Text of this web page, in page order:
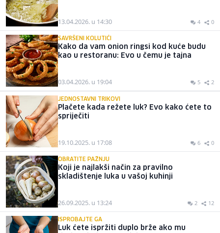
13.04.2026. u 14:30 4 0
SAVRŠENI KOLUTIĆI
Kako da vam onion ringsi kod kuće budu
kao u restoranu: Evo u čemu je tajna
03.04.2026. u 19:04 5 2
JEDNOSTAVNI TRIKOVI
Plačete kada režete luk? Evo kako ćete to
spriječiti
19.10.2025. u 17:08 6 0
OBRATITE PAŽNJU
Koji je najlakši način za pravilno
skladištenje luka u vašoj kuhinji
26.09.2025. u 13:24 2 12
ISPROBAJTE GA
Luk ćete ispržiti duplo brže ako mu